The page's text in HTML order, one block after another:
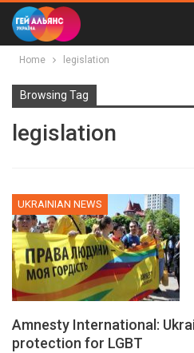
Home legislation
Browsing Tag
legislation
UKRAINIAN NEWS
Amnesty International:
protection for LGBT